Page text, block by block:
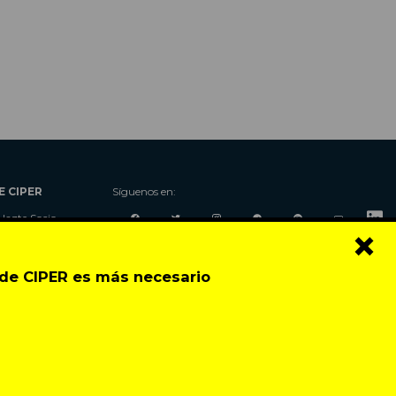
CIPER es más necesario
×
CIPER
Socio
Contacto
Síguenos en: